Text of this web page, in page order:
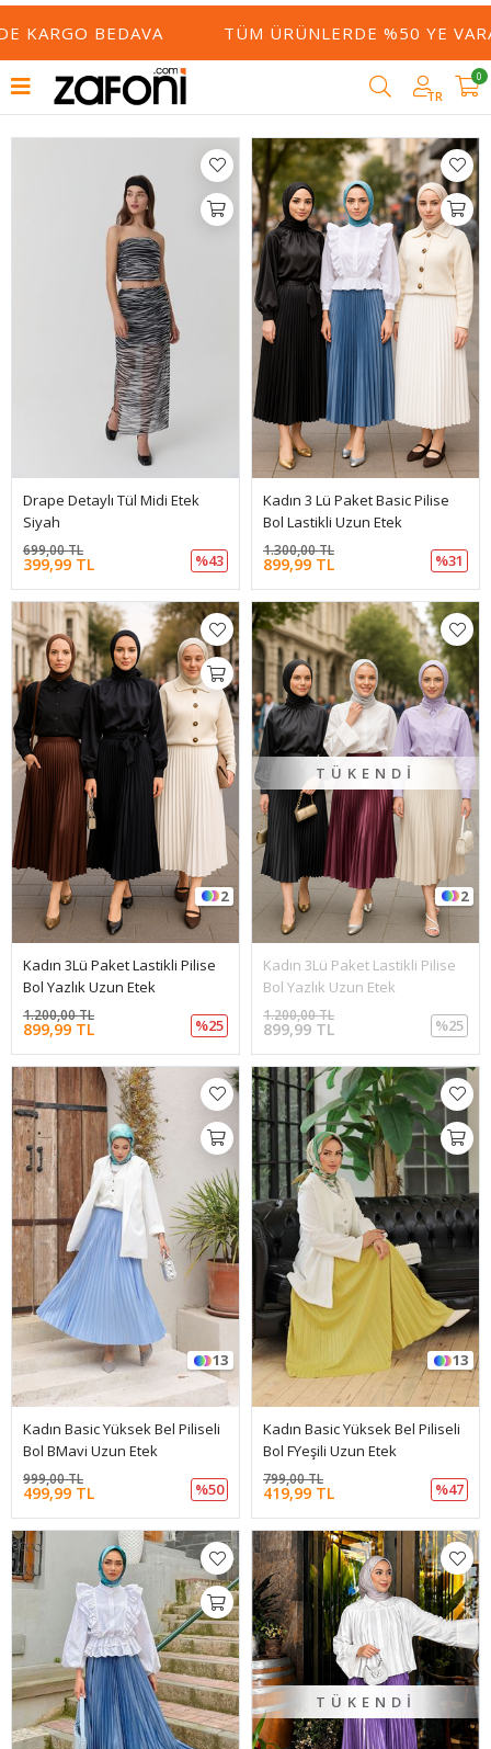
TÜM ÜRÜNLERDE %50 YE VARAN
TR
0
Filtrele
Drape Detaylı Tül Midi Etek
Siyah
399,99 TL
699,00 TL
%43
Kadın 3 Lü Paket Basic Pilise
Bol Lastikli Uzun Etek
899,99 TL
1.300,00 TL
%31
2
Kadın 3Lü Paket Lastikli Pilise
Bol Yazlık Uzun Etek
899,99 TL
1.200,00 TL
%25
TÜKENDI
2
Kadın 3Lü Paket Lastikli Pilise
Bol Yazlık Uzun Etek
899,99 TL
1.200,00 TL
%25
13
Kadın Basic Yüksek Bel Piliseli
Bol BMavi Uzun Etek
499,99 TL
999,00 TL
%50
13
Kadın Basic Yüksek Bel Piliseli
Bol FYeşili Uzun Etek
419,99 TL
799,00 TL
%47
TÜKENDI